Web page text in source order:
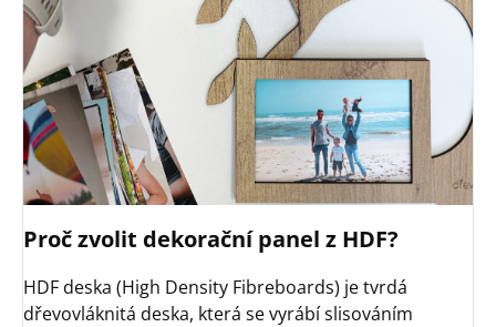
Proč zvolit dekorační panel z HDF?
HDF deska (High Density Fibreboards) je tvrdá
dřevovláknitá deska, která se vyrábí slisováním